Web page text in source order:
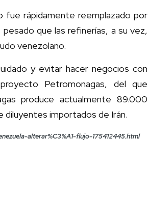
fue rápidamente reemplazado por
que las refinerías, a su vez,
venezolano.
y evitar hacer negocios con
Petromonagas, del que
produce actualmente 89.000
diluyentes importados de Irán.
alterar%C3%A1-flujo-175412445.html